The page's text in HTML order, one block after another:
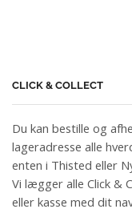
CLICK & COLLECT
Du kan bestille og
lageradresse alle
enten i Thisted eller
Vi lægger alle Click &
eller kasse med dit